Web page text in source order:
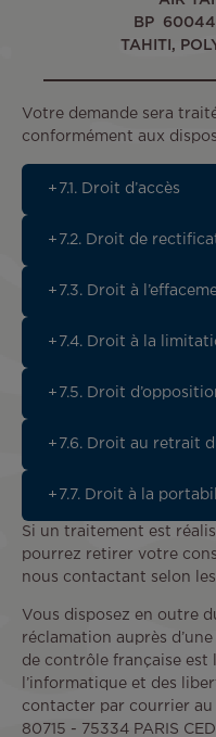
BP
TAHITI,
Votre demande sera
conformément aux
7.1. Droit d’accès
7.2. Droit de
7.3. Droit à
7.4. Droit à la
7.5. Droit
7.6. Droit au retrait
7.7. Droit à la
Si un traitement est
pourrez retirer votre
nous contactant selon
Vous disposez en outre
réclamation auprès
de contrôle française est
l’informatique et des
contacter par courrier au
80715 - 75334 PARIS